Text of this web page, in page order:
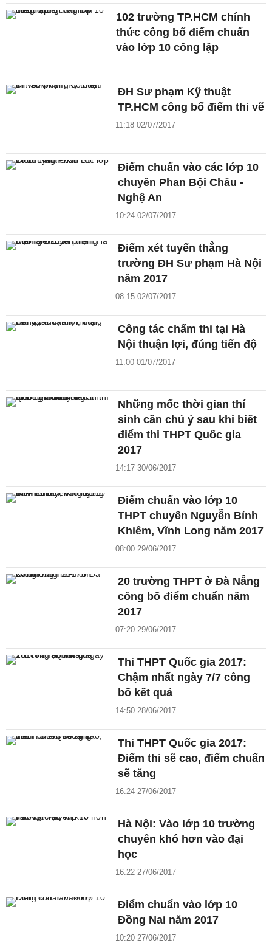
102 trường TP.HCM chính
thức công bố điểm chuẩn
vào lớp 10 công lập
ĐH Sư phạm Kỹ thuật
TP.HCM công bố điểm thi vẽ
11:18 02/07/2017
Điểm chuẩn vào các lớp 10
chuyên Phan Bội Châu -
Nghệ An
10:24 02/07/2017
Điểm xét tuyển thẳng
trường ĐH Sư phạm Hà Nội
năm 2017
08:15 02/07/2017
Công tác chấm thi tại Hà
Nội thuận lợi, đúng tiến độ
11:00 01/07/2017
Những mốc thời gian thí
sinh cần chú ý sau khi biết
điểm thi THPT Quốc gia
2017
14:17 30/06/2017
Điểm chuẩn vào lớp 10
THPT chuyên Nguyễn Bỉnh
Khiêm, Vĩnh Long năm 2017
08:00 29/06/2017
20 trường THPT ở Đà Nẵng
công bố điểm chuẩn năm
2017
07:20 29/06/2017
Thi THPT Quốc gia 2017:
Chậm nhất ngày 7/7 công
bố kết quả
14:50 28/06/2017
Thi THPT Quốc gia 2017:
Điểm thi sẽ cao, điểm chuẩn
sẽ tăng
16:24 27/06/2017
Hà Nội: Vào lớp 10 trường
chuyên khó hơn vào đại
học
16:22 27/06/2017
Điểm chuẩn vào lớp 10
Đồng Nai năm 2017
10:20 27/06/2017